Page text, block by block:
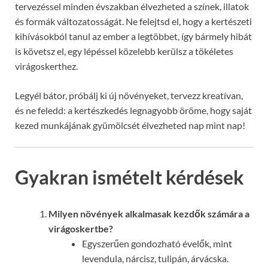
tervezéssel minden évszakban élvezheted a színek, illatok
és formák változatosságát. Ne felejtsd el, hogy a kertészeti
kihívásokból tanul az ember a legtöbbet, így bármely hibát
is követsz el, egy lépéssel közelebb kerülsz a tökéletes
virágoskerthez.
Legyél bátor, próbálj ki új növényeket, tervezz kreatívan,
és ne feledd: a kertészkedés legnagyobb öröme, hogy saját
kezed munkájának gyümölcsét élvezheted nap mint nap!
Gyakran ismételt kérdések
Milyen növények alkalmasak kezdők számára a
virágoskertbe?
Egyszerűen gondozható évelők, mint
levendula, nárcisz, tulipán, árvácska.